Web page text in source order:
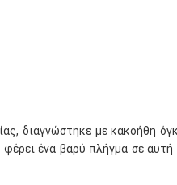
διαγνώστηκε με κακοήθη
ένα βαρύ πλήγμα σε αυτή